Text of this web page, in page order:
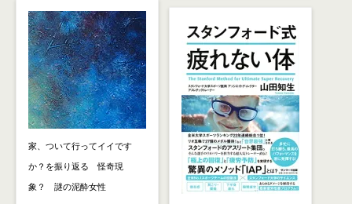
家、ついて行ってイイです
か？を振り返る 怪奇現
象？ 謎の泥酔女性